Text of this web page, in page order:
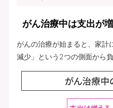
がん治療中は支出が
がんの治療が始まると、家計
減少」という2つの側面から負